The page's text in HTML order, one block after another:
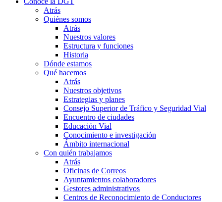
Atrás
Quiénes somos
Atrás
Nuestros valores
Estructura y funciones
Historia
Dónde estamos
Qué hacemos
Atrás
Nuestros objetivos
Estrategias y planes
Consejo Superior de Tráfico y Seguridad Vial
Encuentro de ciudades
Educación Vial
Conocimiento e investigación
Ámbito internacional
Con quién trabajamos
Atrás
Oficinas de Correos
Ayuntamientos colaboradores
Gestores administrativos
Centros de Reconocimiento de Conductores